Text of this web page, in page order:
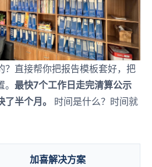
？直接帮你把报告模板套好，把
最快7个工作日走完清算公示
半个月。
时间是什么？时间就
加喜解决方案